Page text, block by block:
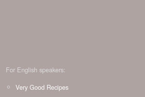
For English speakers:
Very Good Recipes